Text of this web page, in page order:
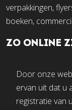
Door onze
ervan uit dat u
registratie van
verpakkingen,
boeken,
ZO ONLINE